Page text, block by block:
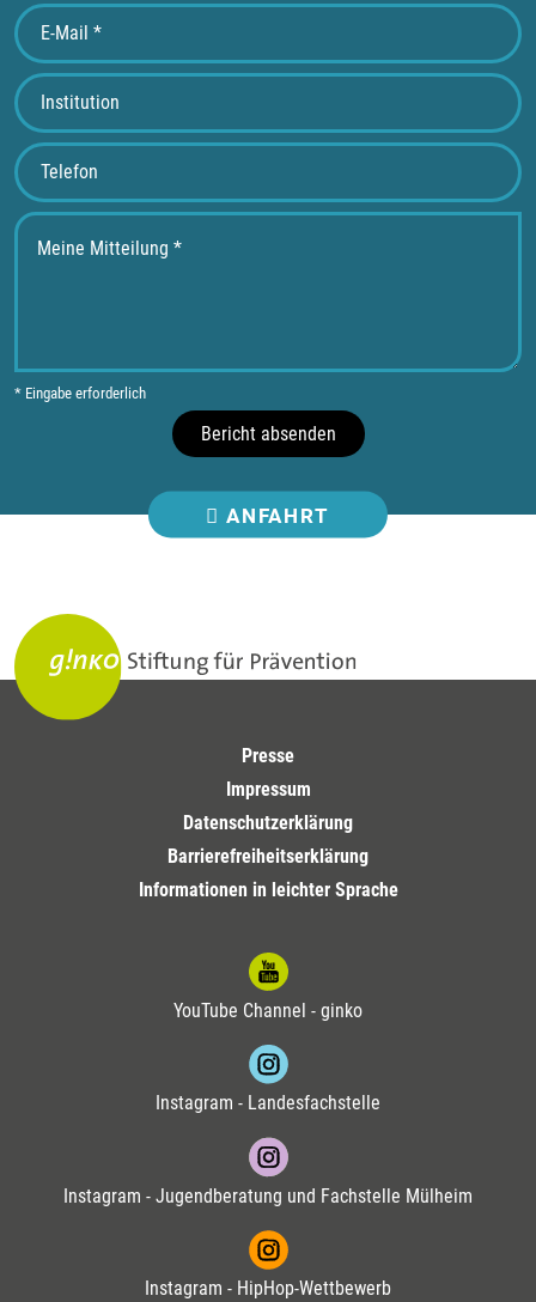
* Eingabe erforderlich
Bericht absenden
ANFAHRT
Presse
Impressum
Datenschutzerklärung
Barrierefreiheitserklärung
Informationen in leichter Sprache
YouTube Channel - ginko
Instagram - Landesfachstelle
Instagram - Jugendberatung und Fachstelle Mülheim
Instagram - HipHop-Wettbewerb